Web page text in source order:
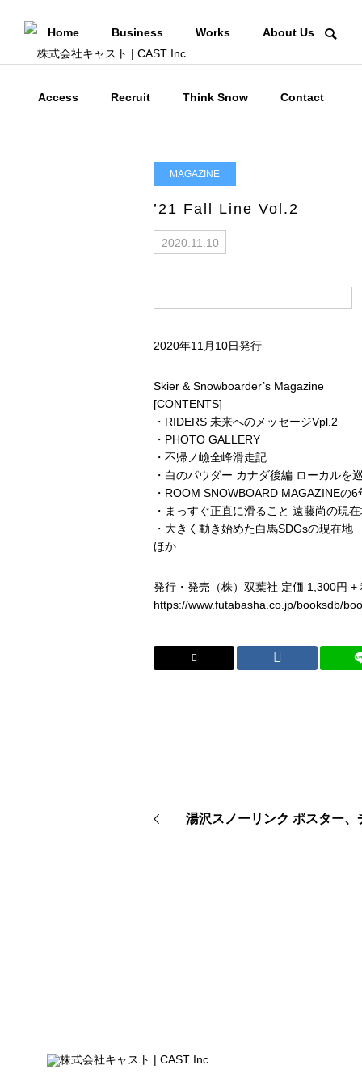
Home Business Works About Us
Access Recruit Think Snow Contact
MAGAZINE
’21 Fall Line Vol.2
2020.11.10
2020年11月10日発行
Skier & Snowboarder’s Magazine
[CONTENTS]
・RIDERS 未来へのメッセージVpl.2
・PHOTO GALLERY
・不帰ノ嶮全峰滑走記
・白のパウダー カナダ後編 ローカルを
・ROOM SNOWBOARD MAGAZINEの6
・まっすぐ正直に滑ること 遠藤尚の現
・大きく動き始めた白馬SDGsの現在地
ほか
発行・発売（株）双葉社 定価 1,300円 +
https://www.futabasha.co.jp/booksdb/
湯沢スノーリンク ポスター、